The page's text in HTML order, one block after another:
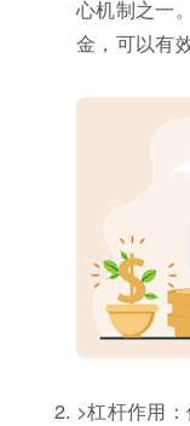
心机制之一
金，可以有
>杠杆作用